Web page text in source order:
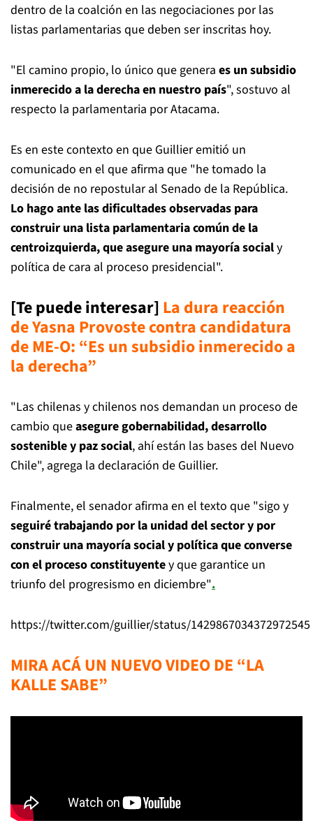
dentro de la coalción en las negociaciones por las
listas parlamentarias que deben ser inscritas hoy.
"El camino propio, lo único que genera es un subsidio
inmerecido a la derecha en nuestro país", sostuvo al
respecto la parlamentaria por Atacama.
Es en este contexto en que Guillier emitió un
comunicado en el que afirma que "he tomado la
decisión de no repostular al Senado de la República.
Lo hago ante las dificultades observadas para
construir una lista parlamentaria común de la
centroizquierda, que asegure una mayoría socialy
política de cara al proceso presidencial".
[Te puede interesar] La dura reacción
de Yasna Provoste contra candidatura
de ME-O: “Es un subsidio inmerecido a
la derecha”
"Las chilenas y chilenos nos demandan un proceso de
cambio queasegure gobernabilidad, desarrollo
sostenible y paz social, ahí están las bases del Nuevo
Chile", agrega la declaración de Guillier.
Finalmente, el senador afirma en el texto que "sigo y
seguiré trabajando por la unidad del sector y por
construir una mayoría social y política que converse
con el proceso constituyentey que garantice un
triunfo del progresismo en diciembre".
https://twitter.com/guillier/status/1429867034372972545
MIRA ACÁ UN NUEVO VIDEO DE “LA
KALLE SABE”